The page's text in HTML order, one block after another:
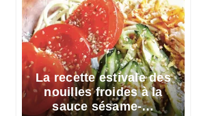
La recette estivale des
nouilles froides à la
sauce sésame-…